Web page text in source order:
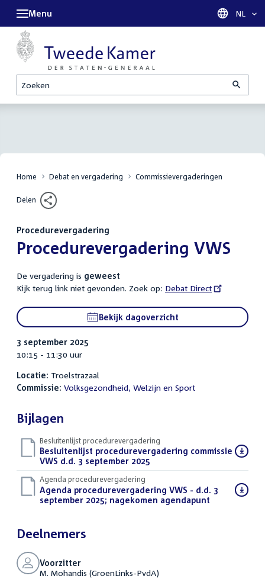
Zoeken
Menu Taal
NL
Home Debat en vergadering Commissievergaderingen
Delen
Procedurevergadering
:Procedurevergadering VWS
De vergadering is geweest
Kijk terug link niet gevonden. Zoek op: External
Debat Direct
Bekijk dagoverzicht
3 september 2025
10:15 - 11:30 uur
Locatie: Troelstrazaal
Commissie: Volksgezondheid, Welzijn en Sport
Bijlagen
Besluitenlijst procedurevergadering
Download
bestand:
Besluitenlijst procedurevergadering commissie
VWS d.d. 3 september 2025
Agenda procedurevergadering
Download
bestand:
Agenda procedurevergadering VWS - d.d. 3
september 2025; nagekomen agendapunt
Deelnemers
Voorzitter
M. Mohandis (GroenLinks-PvdA)